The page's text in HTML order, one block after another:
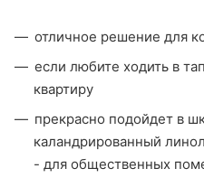
отличное решение для
если любите ходить в
квартиру
прекрасно подойдет в
каландрированный
- для общественных